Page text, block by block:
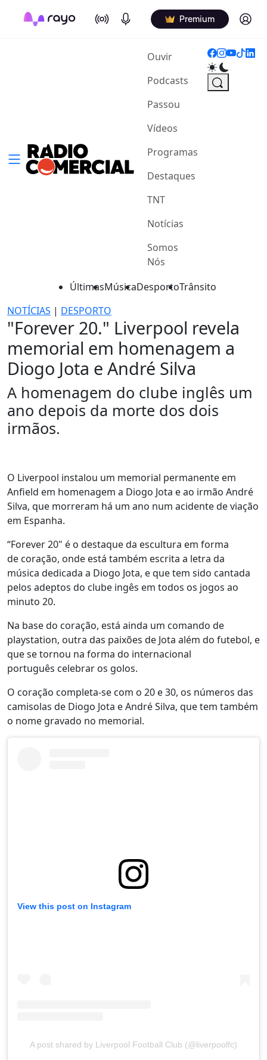
On Air Podcasts Premium Log in
Ouvir(current)
Podcasts
Passou
Vídeos
Programas
Destaques
TNT
Notícias
Somos
Nós
ÚltimasMúsicaDesportoTrânsito
NOTÍCIAS | DESPORTO
"Forever 20." Liverpool revela
memorial em homenagem a
Diogo Jota e André Silva
A homenagem do clube inglês um
ano depois da morte dos dois
irmãos.
O Liverpool instalou um memorial permanente em
Anfield em homenagem a Diogo Jota e ao irmão André
Silva, que morreram há um ano num acidente de viação
em Espanha.
“Forever 20" é o destaque da escultura em forma
de coração, onde está também escrita a letra da
música dedicada a Diogo Jota, e que tem sido cantada
pelos adeptos do clube ingês em todos os jogos ao
minuto 20.
Na base do coração, está ainda um comando de
playstation, outra das paixões de Jota além do futebol, e
que se tornou na forma do internacional
português celebrar os golos.
O coração completa-se com o 20 e 30, os números das
camisolas de Diogo Jota e André Silva, que tem também
o nome gravado no memorial.
View this post on Instagram
A post shared by Liverpool Football Club (@liverpoolfc)